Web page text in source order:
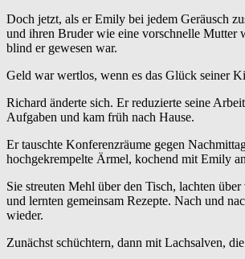
Doch jetzt, als er Emily bei jedem Geräusch
und ihren Bruder wie eine vorschnelle Mutter
blind er gewesen war.
Geld war wertlos, wenn es das Glück seiner
Richard änderte sich. Er reduzierte seine
Aufgaben und kam früh nach Hause.
Er tauschte Konferenzräume gegen
hochgekrempelte Ärmel, kochend mit Emily
Sie streuten Mehl über den Tisch, lachten
und lernten gemeinsam Rezepte. Nach und
wieder.
Zunächst schüchtern, dann mit Lachsalven,